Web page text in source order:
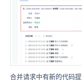
合并请求中有新的代码